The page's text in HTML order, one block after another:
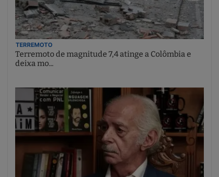
TERREMOTO
Terremoto de magnitude 7,4 atinge a Colômbia e
deixa mo...